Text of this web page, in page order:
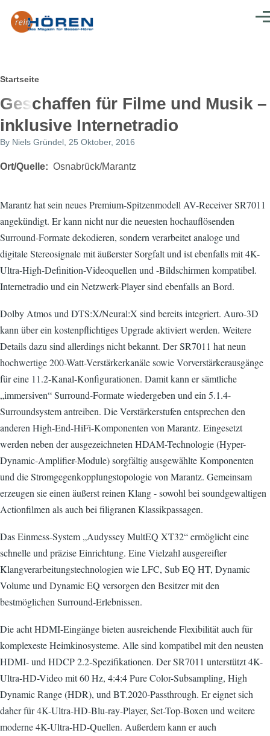
Pfadnavigation
Startseite
Geschaffen für Filme und Musik –
inklusive Internetradio
By Niels Gründel , 25 Oktober, 2016
Ort/Quelle Osnabrück/Marantz
Marantz hat sein neues Premium-Spitzenmodell AV-Receiver SR7011
angekündigt. Er kann nicht nur die neuesten hochauflösenden
Surround-Formate dekodieren, sondern verarbeitet analoge und
digitale Stereosignale mit äußerster Sorgfalt und ist ebenfalls mit 4K-
Ultra-High-Definition-Videoquellen und -Bildschirmen kompatibel.
Internetradio und ein Netzwerk-Player sind ebenfalls an Bord.
Dolby Atmos und DTS:X/Neural:X sind bereits integriert. Auro-3D
kann über ein kostenpflichtiges Upgrade aktiviert werden. Weitere
Details dazu sind allerdings nicht bekannt. Der SR7011 hat neun
hochwertige 200-Watt-Verstärkerkanäle sowie Vorverstärkerausgänge
für eine 11.2-Kanal-Konfigurationen. Damit kann er sämtliche
„immersiven“ Surround-Formate wiedergeben und ein 5.1.4-
Surroundsystem antreiben. Die Verstärkerstufen entsprechen den
anderen High-End-HiFi-Komponenten von Marantz. Eingesetzt
werden neben der ausgezeichneten HDAM-Technologie (Hyper-
Dynamic-Amplifier-Module) sorgfältig ausgewählte Komponenten
und die Stromgegenkopplungstopologie von Marantz. Gemeinsam
erzeugen sie einen äußerst reinen Klang - sowohl bei soundgewaltigen
Actionfilmen als auch bei filigranen Klassikpassagen.
Das Einmess-System „Audyssey MultEQ XT32“ ermöglicht eine
schnelle und präzise Einrichtung. Eine Vielzahl ausgereifter
Klangverarbeitungstechnologien wie LFC, Sub EQ HT, Dynamic
Volume und Dynamic EQ versorgen den Besitzer mit den
bestmöglichen Surround-Erlebnissen.
Die acht HDMI-Eingänge bieten ausreichende Flexibilität auch für
komplexeste Heimkinosysteme. Alle sind kompatibel mit den neusten
HDMI- und HDCP 2.2-Spezifikationen. Der SR7011 unterstützt 4K-
Ultra-HD-Video mit 60 Hz, 4:4:4 Pure Color-Subsampling, High
Dynamic Range (HDR), und BT.2020-Passthrough. Er eignet sich
daher für 4K-Ultra-HD-Blu-ray-Player, Set-Top-Boxen und weitere
moderne 4K-Ultra-HD-Quellen. Außerdem kann er auch